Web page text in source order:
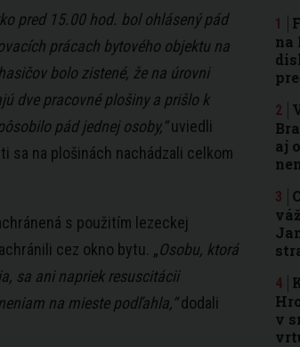
pred 15.00 hod. bol ohlásený pád
prácach bytového objektu na
bolo zistené, že na úrovni
dve pracovné plošiny a prišlo k
pád jednej osoby,“uviedli
sa na plošinách nachádzali celkom
s použitím lezeckej
cez okno bytu. „Osobu, ktorá
sa ani napriek resuscitácii
na mieste podľahla,“dodali
na
aj
v